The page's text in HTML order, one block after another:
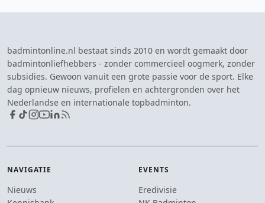
badmintonline.nl bestaat sinds 2010 en wordt gemaakt door
badmintonliefhebbers - zonder commercieel oogmerk, zonder
subsidies. Gewoon vanuit een grote passie voor de sport. Elke
dag opnieuw nieuws, profielen en achtergronden over het
Nederlandse en internationale topbadminton.
NAVIGATIE
Nieuws
EVENTS
Eredivisie